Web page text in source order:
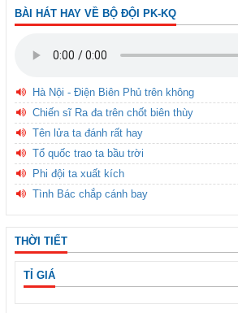
BÀI HÁT HAY VỀ BỘ ĐỘI PK-KQ
Hà Nội - Điện Biên Phủ trên không
Chiến sĩ Ra đa trên chốt biên thùy
Tên lửa ta đánh rất hay
Tổ quốc trao ta bầu trời
Phi đội ta xuất kích
Tình Bác chắp cánh bay
THỜI TIẾT
TỈ GIÁ